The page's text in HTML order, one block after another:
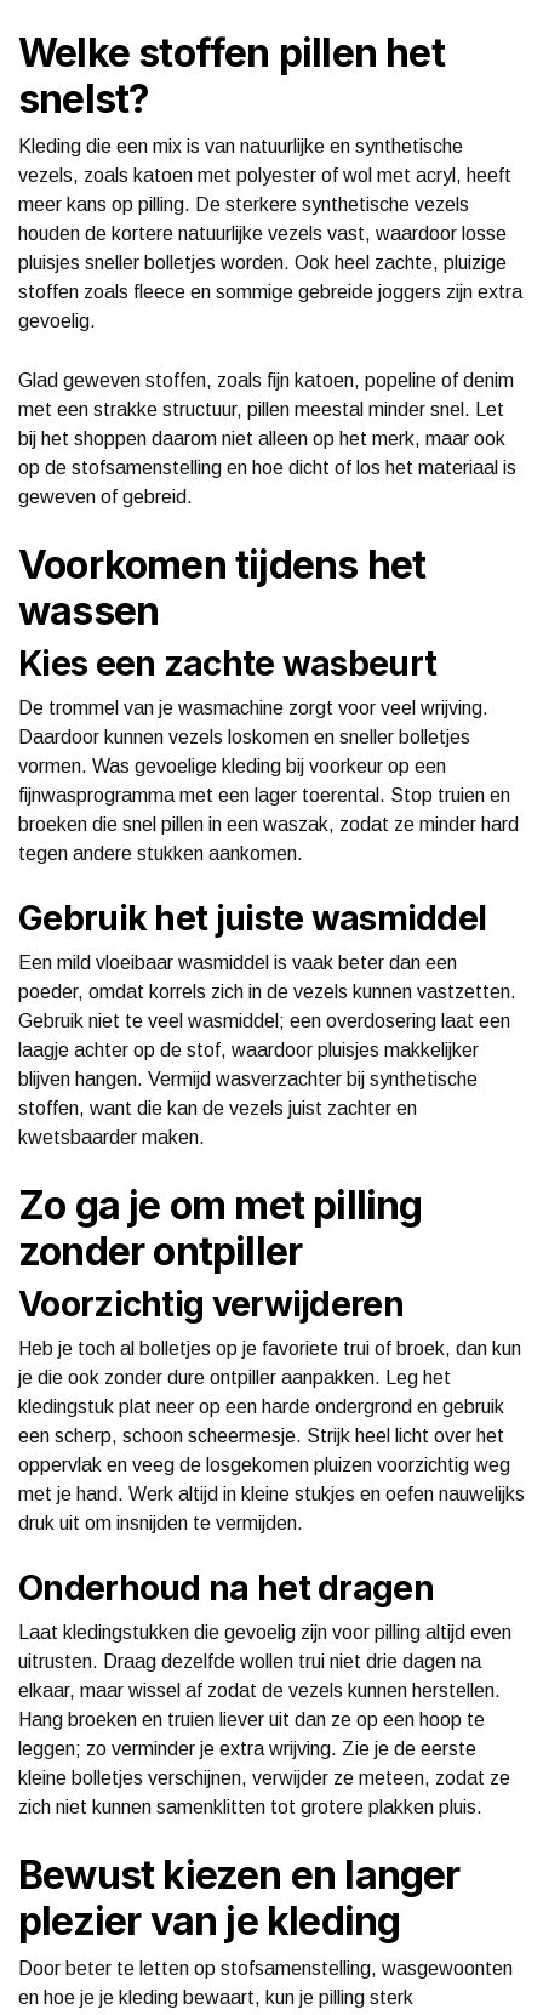
Welke stoffen pillen het
snelst?
Kleding die een mix is van natuurlijke en synthetische
vezels, zoals katoen met polyester of wol met acryl, heeft
meer kans op pilling. De sterkere synthetische vezels
houden de kortere natuurlijke vezels vast, waardoor losse
pluisjes sneller bolletjes worden. Ook heel zachte, pluizige
stoffen zoals fleece en sommige gebreide joggers zijn extra
gevoelig.
Glad geweven stoffen, zoals fijn katoen, popeline of denim
met een strakke structuur, pillen meestal minder snel. Let
bij het shoppen daarom niet alleen op het merk, maar ook
op de stofsamenstelling en hoe dicht of los het materiaal is
geweven of gebreid.
Voorkomen tijdens het
wassen
Kies een zachte wasbeurt
De trommel van je wasmachine zorgt voor veel wrijving.
Daardoor kunnen vezels loskomen en sneller bolletjes
vormen. Was gevoelige kleding bij voorkeur op een
fijnwasprogramma met een lager toerental. Stop truien en
broeken die snel pillen in een waszak, zodat ze minder hard
tegen andere stukken aankomen.
Gebruik het juiste wasmiddel
Een mild vloeibaar wasmiddel is vaak beter dan een
poeder, omdat korrels zich in de vezels kunnen vastzetten.
Gebruik niet te veel wasmiddel; een overdosering laat een
laagje achter op de stof, waardoor pluisjes makkelijker
blijven hangen. Vermijd wasverzachter bij synthetische
stoffen, want die kan de vezels juist zachter en
kwetsbaarder maken.
Zo ga je om met pilling
zonder ontpiller
Voorzichtig verwijderen
Heb je toch al bolletjes op je favoriete trui of broek, dan kun
je die ook zonder dure ontpiller aanpakken. Leg het
kledingstuk plat neer op een harde ondergrond en gebruik
een scherp, schoon scheermesje. Strijk heel licht over het
oppervlak en veeg de losgekomen pluizen voorzichtig weg
met je hand. Werk altijd in kleine stukjes en oefen nauwelijks
druk uit om insnijden te vermijden.
Onderhoud na het dragen
Laat kledingstukken die gevoelig zijn voor pilling altijd even
uitrusten. Draag dezelfde wollen trui niet drie dagen na
elkaar, maar wissel af zodat de vezels kunnen herstellen.
Hang broeken en truien liever uit dan ze op een hoop te
leggen; zo verminder je extra wrijving. Zie je de eerste
kleine bolletjes verschijnen, verwijder ze meteen, zodat ze
zich niet kunnen samenklitten tot grotere plakken pluis.
Bewust kiezen en langer
plezier van je kleding
Door beter te letten op stofsamenstelling, wasgewoonten
en hoe je je kleding bewaart, kun je pilling sterk